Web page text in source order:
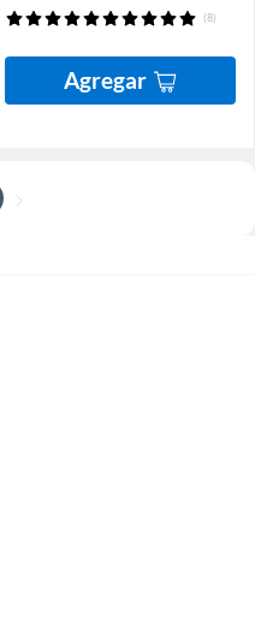
(8)
Agregar